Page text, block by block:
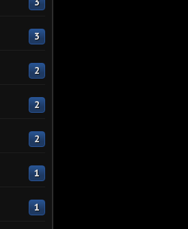
3
2
2
2
1
1